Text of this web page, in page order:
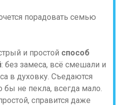
порадовать семью
и простой способ
: без замеса, всё смешали и
в духовку. Съедаются
бы не пекла, всегда мало.
справится даже